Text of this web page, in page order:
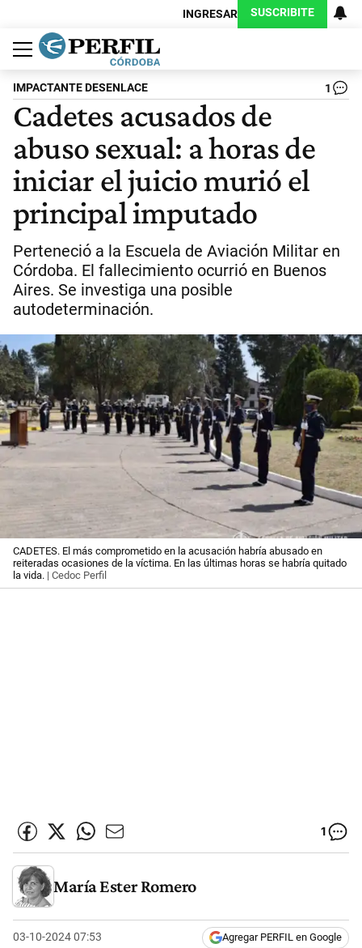
INGRESAR SUSCRIBITE
Política
Economía
Judiciales
Sociedad
Cultura
Espectáculos
Deportes
Protagonistas
IMPACTANTE DESENLACE 1
Cadetes acusados de
abuso sexual: a horas de
iniciar el juicio murió el
principal imputado
Perteneció a la Escuela de Aviación Militar en
Córdoba. El fallecimiento ocurrió en Buenos
Aires. Se investiga una posible
autodeterminación.
CADETES. El más comprometido en la acusación habría abusado en
reiteradas ocasiones de la víctima. En las últimas horas se habría quitado
la vida. | Cedoc Perfil
1
María Ester Romero
03-10-2024 07:53 Agregar PERFIL en Google